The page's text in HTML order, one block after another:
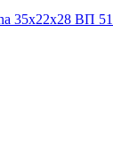
35x22x28 ВП